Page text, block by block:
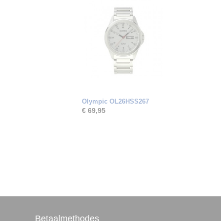
Olympic OL26HSS267
€ 69,95
Betaalmethodes